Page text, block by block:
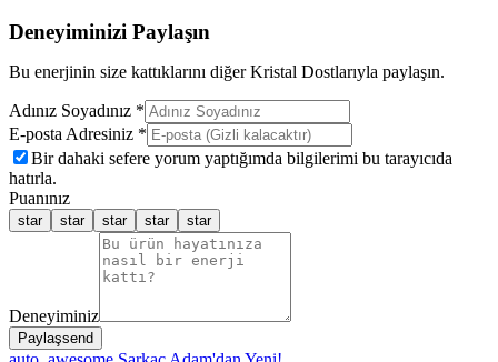
Deneyiminizi Paylaşın
Bu enerjinin size kattıklarını diğer Kristal Dostlarıyla paylaşın.
Adınız Soyadınız *
E-posta Adresiniz *
Bir dahaki sefere yorum yaptığımda bilgilerimi bu tarayıcıda
hatırla.
Puanınız
star star star star star
Deneyiminiz
Paylaşsend